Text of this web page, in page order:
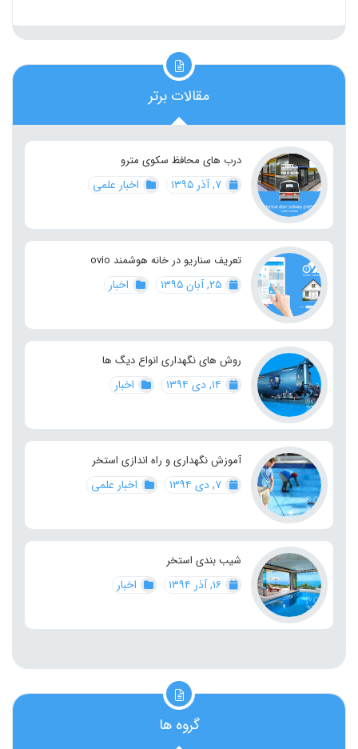
مقالات برتر
درب های محافظ سکوی مترو
اخبار علمی
تعریف سناریو در خانه هوشمند ovio
اخبار
روش های نگهداری انواع دیگ ها
اخبار
آموزش نگهداری و راه اندازی استخر
اخبار علمی
شیب بندی استخر
اخبار
گروه ها